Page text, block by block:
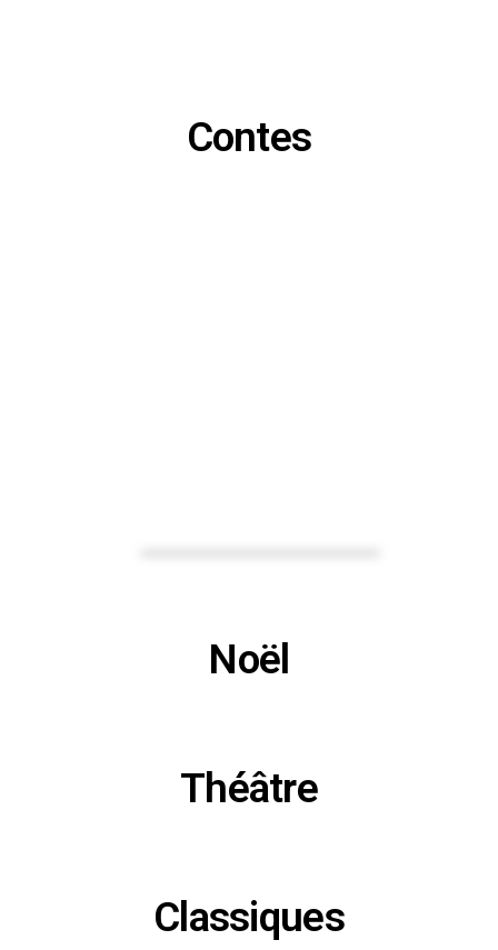
Contes
Noël
Théâtre
Classiques